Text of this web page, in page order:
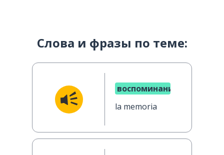
Слова и фразы по теме:
воспоминание
la memoria